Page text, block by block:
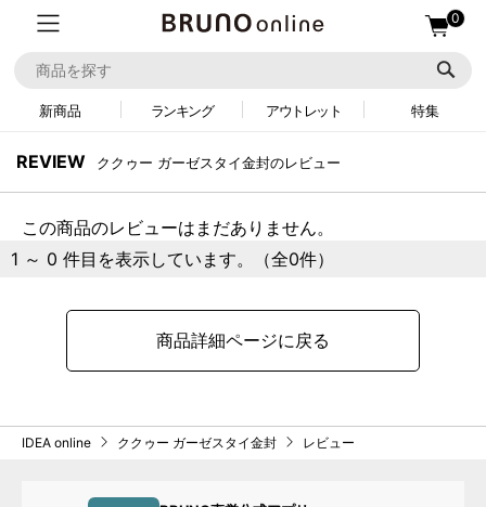
0
新商品 ランキング アウトレット 特集
REVIEW ククゥー ガーゼスタイ金封のレビュー
この商品のレビューはまだありません。
1 ～ 0 件目を表示しています。（全0件）
商品詳細ページに戻る
IDEA online ククゥー ガーゼスタイ金封 レビュー